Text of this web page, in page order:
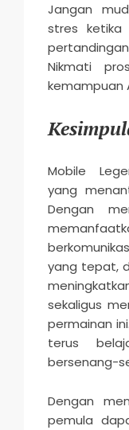
Jangan
stres ketika
Nikmati
kemampuan
Mobile
yang
Dengan
yang tepat,
sekaligus
permainan
terus
bersenang-
Dengan
pemula